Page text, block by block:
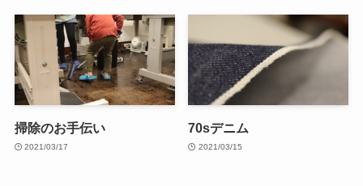
掃除のお手伝い
2021/03/17
70sデニム
2021/03/15